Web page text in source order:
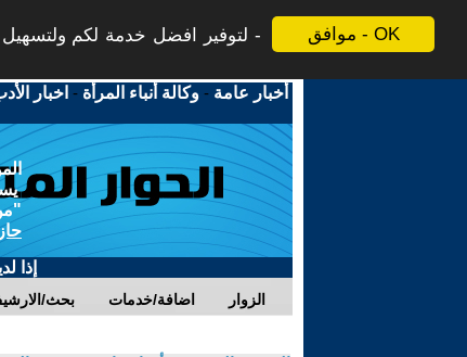
موافق - OK
لتوفير افضل خدمة لكم
أخبار عامة -وكالة أنباء المرأة - اخبار
إذا
بحث/ اضافة/خدمات الزوار